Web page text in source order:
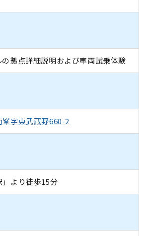
の拠点詳細説明および車両試乗体験
字東武蔵野660-2
」より徒歩15分